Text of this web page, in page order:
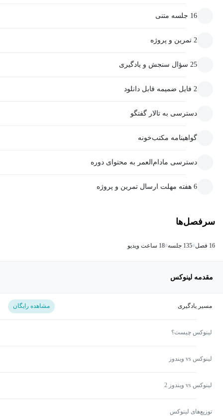
16 جلسه متنی
2 تمرین و پروژه
25 سؤال سنجش و یادگیری
2 فایل ضمیمه قابل دانلود
دسترسی به تالار گفتگو
گواهینامه مکتب‌خونه
دسترسی مادام‌العمر به محتوای دوره
6 هفته مهلت ارسال تمرین و پروژه
سرفصل‌ها
16 فصل 135 جلسه 18 ساعت ویدیو
مقدمه لینوکس
مسیر یادگیری مشاهده رایگان
لینوکس چیست؟
لینوکس vs ویندوز
لینوکس vs ویندوز 2
توزیع‌های لینوکس